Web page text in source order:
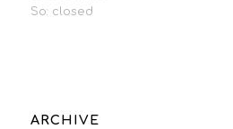
So: closed
ARCHIVE